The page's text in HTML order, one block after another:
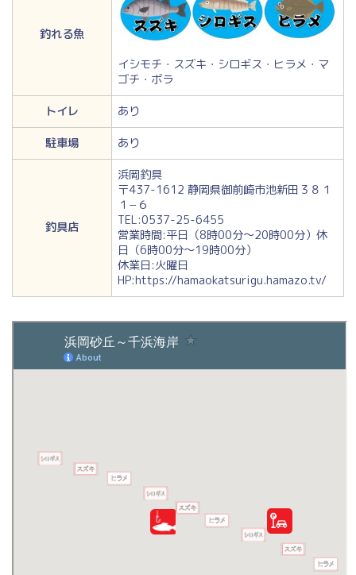
釣れる魚
イシモチ・スズキ・シロギス・ヒラメ・マ
ゴチ・ボラ
トイレ
あり
駐車場
あり
釣具店
浜岡釣具
〒437-1612 静岡県御前崎市池新田３８１
１−６
TEL:0537-25-6455
営業時間:平日（8時00分～20時00分）休
日（6時00分～19時00分）
休業日:火曜日
HP:https://hamaokatsurigu.hamazo.tv/